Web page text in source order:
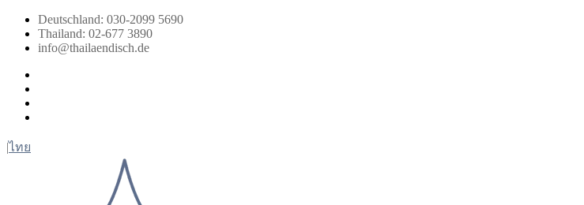
Zum
Inhalt
springen
Deutschland: 030-2099 5690
Thailand: 02-677 3890
info@thailaendisch.de
|ไทย